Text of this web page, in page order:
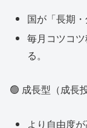
国が「長期
毎月コツコ
る。
🟢 成長型（成長
より自由度が